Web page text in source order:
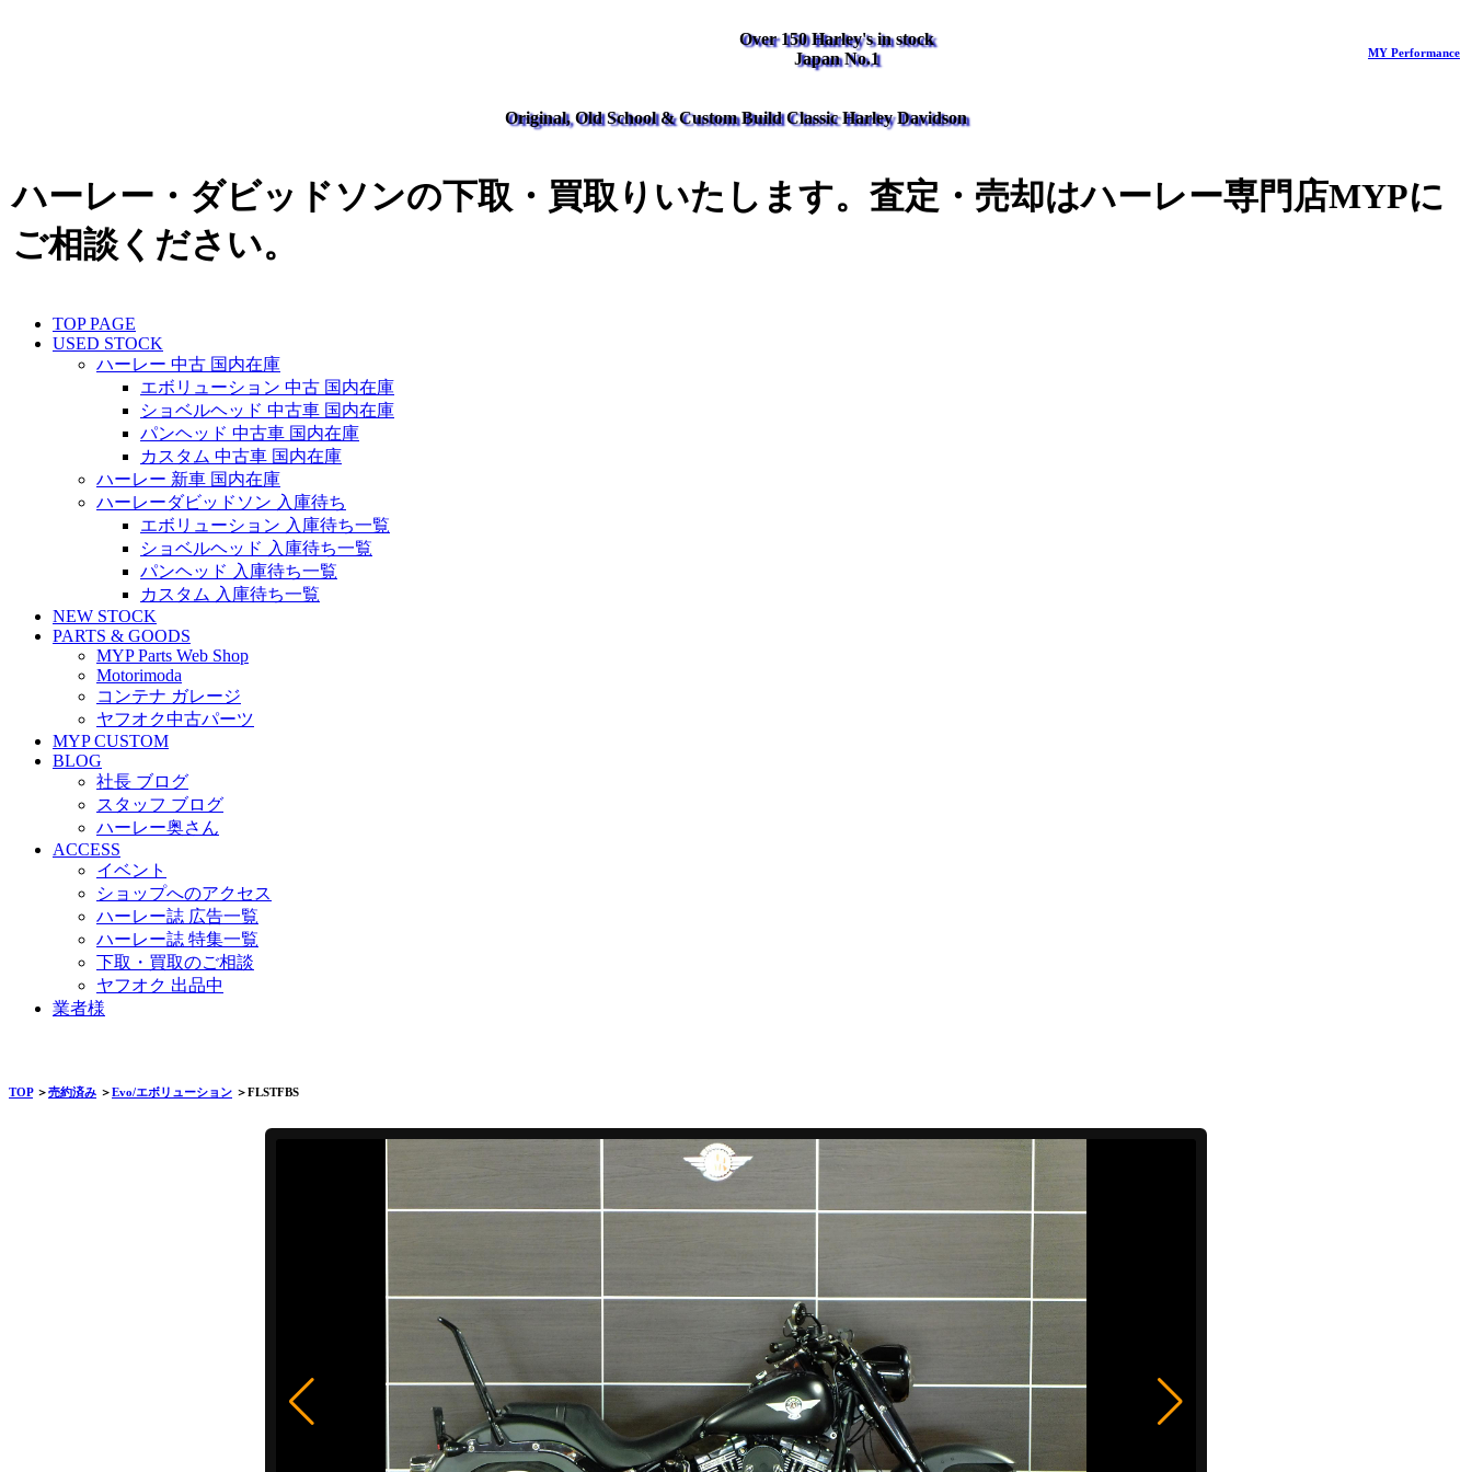
Over 150 Harley's in stock
Japan No.1
MY Performance
Original, Old School & Custom Build Classic Harley Davidson
ハーレー・ダビッドソンの下取・買取りいたします。査定・売却はハーレー専門店MYPに
ご相談ください。
TOP PAGE
USED STOCK
ハーレー 中古 国内在庫
エボリューション 中古 国内在庫
ショベルヘッド 中古車 国内在庫
パンヘッド 中古車 国内在庫
カスタム 中古車 国内在庫
ハーレー 新車 国内在庫
ハーレーダビッドソン 入庫待ち
エボリューション 入庫待ち一覧
ショベルヘッド 入庫待ち一覧
パンヘッド 入庫待ち一覧
カスタム 入庫待ち一覧
NEW STOCK
PARTS & GOODS
MYP Parts Web Shop
Motorimoda
コンテナ ガレージ
ヤフオク中古パーツ
MYP CUSTOM
BLOG
社長 ブログ
スタッフ ブログ
ハーレー奥さん
ACCESS
イベント
ショップへのアクセス
ハーレー誌 広告一覧
ハーレー誌 特集一覧
下取・買取のご相談
ヤフオク 出品中
業者様
TOP＞売約済み ＞Evo/エボリューション ＞FLSTFBS